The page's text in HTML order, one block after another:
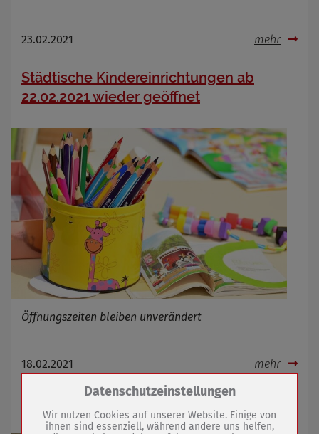
23.02.2021 mehr
Städtische Kindereinrichtungen ab
22.02.2021 wieder geöffnet
Öffnungszeiten bleiben unverändert
18.02.2021 mehr
Vorbereitung auf starkes Tauwetter
Zum Betrieb der Seite notwendige Cookies /
Datenschutzeinstellungen
Wir nutzen Cookies auf unserer Website. Einige von
ihnen sind essenziell, während andere uns helfen,